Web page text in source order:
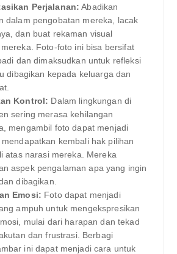
Perjalanan: Abadikan
dalam pengobatan mereka, lacak
dan buat rekaman visual
Foto-foto ini bisa bersifat
dan dimaksudkan untuk refleksi
dibagikan kepada keluarga dan
Kontrol: Dalam lingkungan di
sering merasa kehilangan
mengambil foto dapat menjadi
kembali hak pilihan
atas narasi mereka. Mereka
aspek pengalaman apa yang ingin
dibagikan.
Emosi: Foto dapat menjadi
ampuh untuk mengekspresikan
mulai dari harapan dan tekad
dan frustrasi. Berbagi
ini dapat menjadi cara untuk